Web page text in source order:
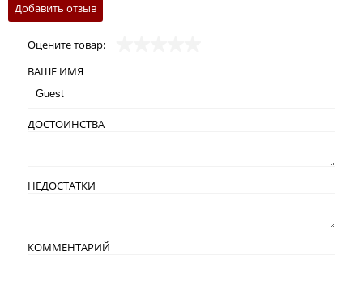
Добавить отзыв
Оцените товар:
ВАШЕ ИМЯ
ДОСТОИНСТВА
НЕДОСТАТКИ
КОММЕНТАРИЙ